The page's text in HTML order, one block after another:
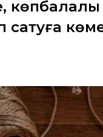
сатуға